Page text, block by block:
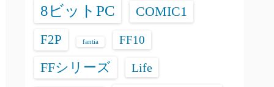
8ビットPC COMIC1
F2P fantia FF10
FFシリーズ Life